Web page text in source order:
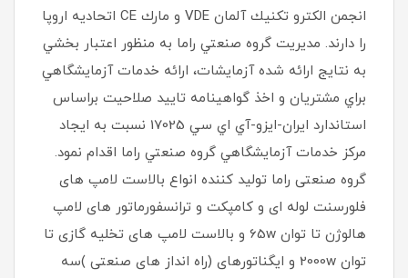
انجمن الكترو تكنيك آلمان VDE و مارك CE اتحاديه اروپا
را دارند. مديريت گروه صنعتي راما به منظور اعتبار بخشي
به نتايج ارائه شده آزمايشات، ارائه خدمات آزمايشگاهي
براي مشتريان و اخذ گواهينامه تاييد صلاحيت براساس
استاندارد ايران-ايزو-آي‌ اي سي 17025 نسبت به ايجاد
مركز خدمات آزمايشگاهي گروه صنعتي راما اقدام نمود.
گروه صنعتی راما تولید کننده انواع بالاست لامپ های
فلورسنت لوله ای و کامپکت و ترانسفورماتور های لامپ
هالوژن تا توان 65w و بالاست لامپ های تخلیه گازی تا
توان 2000w و ایگناتورهای (راه انداز های صنعتی )سه